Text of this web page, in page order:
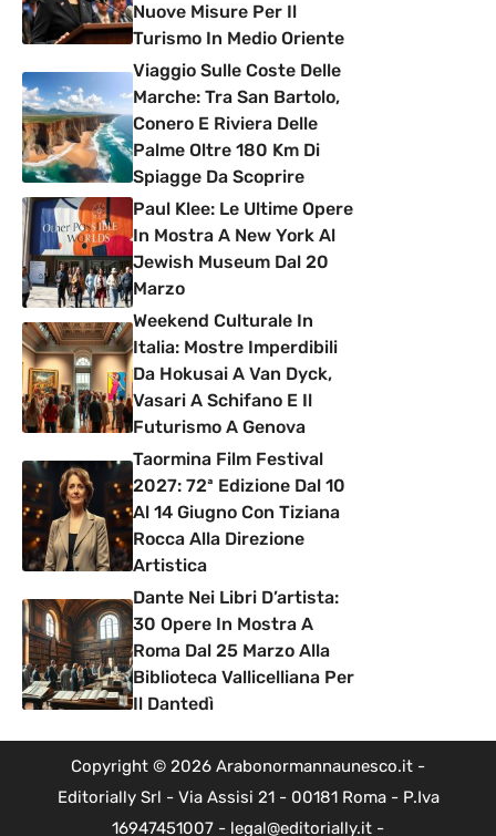
Nuove Misure Per Il
Turismo In Medio Oriente
Viaggio Sulle Coste Delle
Marche: Tra San Bartolo,
Conero E Riviera Delle
Palme Oltre 180 Km Di
Spiagge Da Scoprire
Paul Klee: Le Ultime Opere
In Mostra A New York Al
Jewish Museum Dal 20
Marzo
Weekend Culturale In
Italia: Mostre Imperdibili
Da Hokusai A Van Dyck,
Vasari A Schifano E Il
Futurismo A Genova
Taormina Film Festival
2027: 72ª Edizione Dal 10
Al 14 Giugno Con Tiziana
Rocca Alla Direzione
Artistica
Dante Nei Libri D’artista:
30 Opere In Mostra A
Roma Dal 25 Marzo Alla
Biblioteca Vallicelliana Per
Il Dantedì
Copyright © 2026 Arabonormannaunesco.it -
Editorially Srl - Via Assisi 21 - 00181 Roma - P.Iva
16947451007 - legal@editorially.it -